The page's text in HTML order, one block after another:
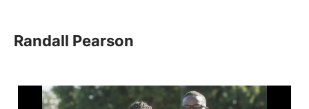
Randall Pearson